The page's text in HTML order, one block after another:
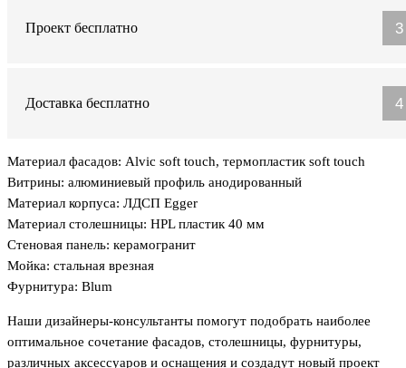
Проект бесплатно 3
Доставка бесплатно 4
Материал фасадов: Alvic soft touch, термопластик soft touch
Витрины: алюминиевый профиль анодированный
Материал корпуса: ЛДСП Egger
Материал столешницы: HPL пластик 40 мм
Стеновая панель: керамогранит
Мойка: стальная врезная
Фурнитура: Blum
Наши дизайнеры-консультанты помогут подобрать наиболее
оптимальное сочетание фасадов, столешницы, фурнитуры,
различных аксессуаров и оснащения и создадут новый проект